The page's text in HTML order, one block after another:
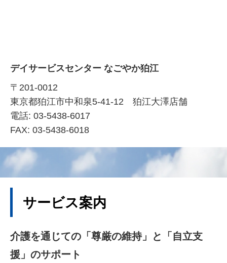
デイサービスセンター なごやか狛江
〒201-0012
東京都狛江市中和泉5-41-12 狛江大澤店舗
電話: 03-5438-6017
FAX: 03-5438-6018
サービス案内
介護を通じての「尊厳の維持」と「自立支
援」のサポート